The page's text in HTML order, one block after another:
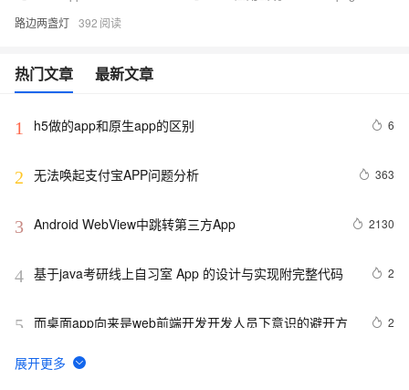
路边两盏灯 392
热门文章 最新文章
1 h5做的app和原生app的区别 6
2 无法唤起支付宝APP问题分析 363
3 Android WebView中跳转第三方App 2130
4 基于java考研线上自习室 App 的设计与实现附完整代码 2
5 而桌面app向来是web前端开发开发人员下意识的避开方 2
6 最佳实践3：用通义灵码开发一款 App